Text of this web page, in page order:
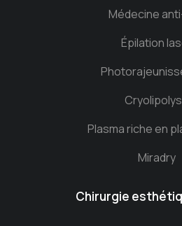
Médecine
Épilation
Plasma riche en
Miradry
Chirurgie